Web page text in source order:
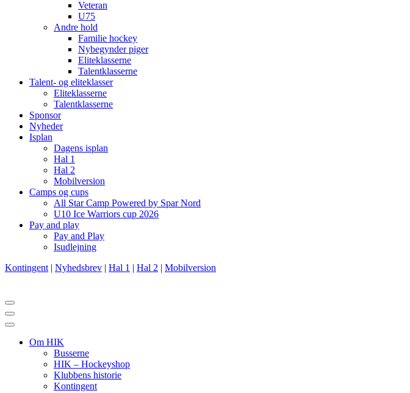
Veteran
U75
Andre hold
Familie hockey
Nybegynder piger
Eliteklasserne
Talentklasserne
Talent- og eliteklasser
Eliteklasserne
Talentklasserne
Sponsor
Nyheder
Isplan
Dagens isplan
Hal 1
Hal 2
Mobilversion
Camps og cups
All Star Camp Powered by Spar Nord
U10 Ice Warriors cup 2026
Pay and play
Pay and Play
Isudlejning
Kontingent | Nyhedsbrev | Hal 1 | Hal 2 | Mobilversion
Navigation
menu
Navigation
menu
Om HIK
Busserne
HIK – Hockeyshop
Klubbens historie
Kontingent